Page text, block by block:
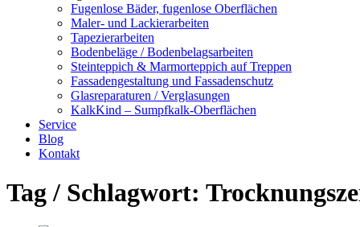
Fugenlose Bäder, fugenlose Oberflächen
Maler- und Lackierarbeiten
Tapezierarbeiten
Bodenbeläge / Bodenbelagsarbeiten
Steinteppich & Marmorteppich auf Treppen
Fassadengestaltung und Fassadenschutz
Glasreparaturen / Verglasungen
KalkKind – Sumpfkalk-Oberflächen
Service
Blog
Kontakt
Tag / Schlagwort: